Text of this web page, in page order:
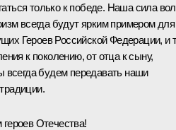
только к победе. Наша сила
всегда будут ярким примером для
Героев Российской Федерации, и
к поколению, от отца к сыну,
всегда будем передавать наши
Отечества!